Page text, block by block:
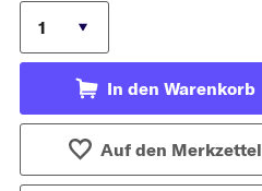
In den Warenkorb
Auf den Merkzettel